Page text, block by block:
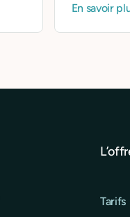
En savoir
Tarifs